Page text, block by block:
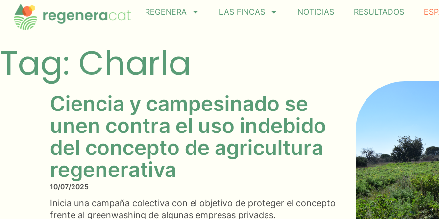
REGENERA LAS FINCAS NOTICIAS RESULTADOS
Tag: Charla
Ciencia y campesinado se
unen contra el uso indebido
del concepto de agricultura
regenerativa
10/07/2025
Inicia una campaña colectiva con el objetivo de proteger el concepto
frente al greenwashing de algunas empresas privadas.